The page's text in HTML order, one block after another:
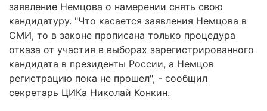
заявление Немцова о намерении снять свою
кандидатуру. "Что касается заявления Немцова в
СМИ, то в законе прописана только процедура
отказа от участия в выборах зарегистрированного
кандидата в президенты России, а Немцов
регистрацию пока не прошел", - сообщил
секретарь ЦИКа Николай Конкин.